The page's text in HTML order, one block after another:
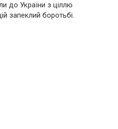
до України з ціллю
запеклий боротьбі.